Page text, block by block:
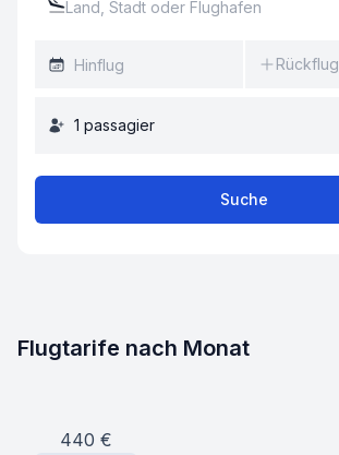
Rückflug
1 passagier
Suche
Flugtarife nach Monat
440 €